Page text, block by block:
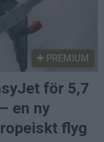
PREMIUM
för 5,7
en ny
flyg